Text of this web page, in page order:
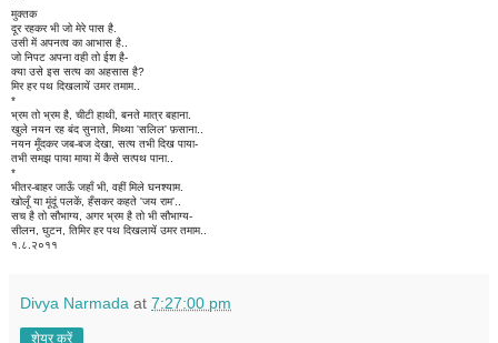
मुक्तक
दूर रहकर भी जो मेरे पास है.
उसी में अपनत्व का आभास है..
जो निपट अपना वही तो ईश है-
क्या उसे इस सत्य का अहसास है?
मिर हर पथ दिखलायें उमर तमाम..
*
भ्रम तो भ्रम है, चीटी हाथी, बनते मात्र बहाना.
खुले नयन रह बंद सुनाते, मिथ्या 'सलिल' फ़साना..
नयन मूँदकर जब-बज देखा, सत्य तभी दिख पाया-
तभी समझ पाया माया में कैसे सत्पथ पाना..
*
भीतर-बाहर जाऊँ जहाँ भी, वहीं मिले घनश्याम.
खोलूँ या मूंदूं पलकें, हँसकर कहते 'जय राम'..
सच है तो सौभाग्य, अगर भ्रम है तो भी सौभाग्य-
सीलन, घुटन, तिमिर हर पथ दिखलायें उमर तमाम..
१.८.२०११
Divya Narmada at 7:27:00 pm
शेयर करें